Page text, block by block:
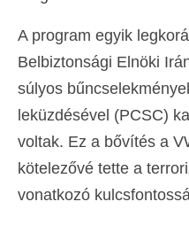
A program egyik
Belbiztonsági Elnöki
súlyos
leküzdésével (PCSC)
voltak. Ez a bővítés a
kötelezővé tette a
vonatkozó